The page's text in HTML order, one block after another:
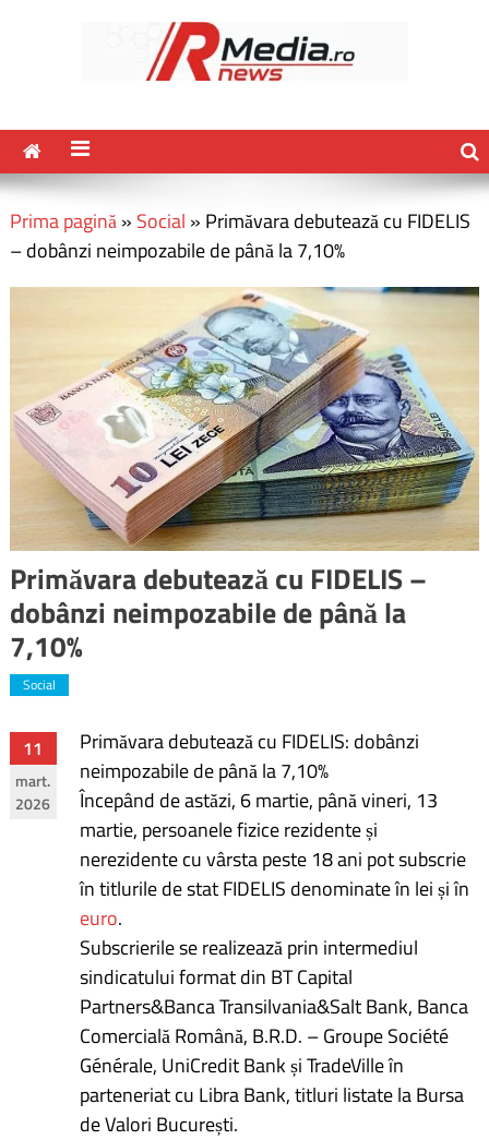
Prima pagină» Social » Primăvara debutează cu FIDELIS
– dobânzi neimpozabile de până la 7,10%
Primăvara debutează cu FIDELIS –
dobânzi neimpozabile de până la
7,10%
Social
11
mart.
2026
Primăvara debutează cu FIDELIS: dobânzi
neimpozabile de până la 7,10%
Începând de astăzi, 6 martie, până vineri, 13
martie, persoanele fizice rezidente și
nerezidente cu vârsta peste 18 ani pot subscrie
în titlurile de stat FIDELIS denominate în lei și în
euro.
Subscrierile se realizează prin intermediul
sindicatului format din BT Capital
Partners&Banca Transilvania&Salt Bank, Banca
Comercială Română, B.R.D. – Groupe Société
Générale, UniCredit Bank și TradeVille în
parteneriat cu Libra Bank, titluri listate la Bursa
de Valori București.
Navigare
în
articole